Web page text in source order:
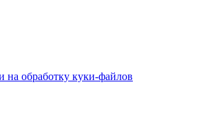
на обработку куки-файлов